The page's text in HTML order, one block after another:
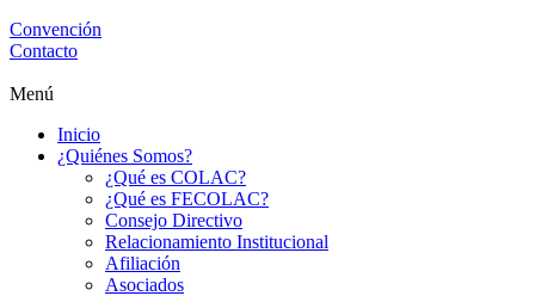
Convención
Contacto
Menú
Inicio
¿Quiénes Somos?
¿Qué es COLAC?
¿Qué es FECOLAC?
Consejo Directivo
Relacionamiento Institucional
Afiliación
Asociados